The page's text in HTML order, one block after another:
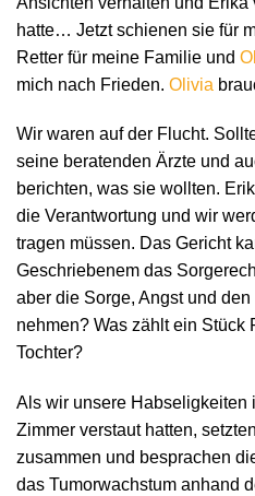
hatte… Jetzt schienen sie für
Retter für meine Familie und
mich nach Frieden. Olivia
Wir waren auf der Flucht.
seine beratenden Ärzte und
berichten, was sie wollten.
die Verantwortung und wir
tragen müssen. Das Gericht
Geschriebenem das
aber die Sorge, Angst und
nehmen? Was zählt ein Stück
Tochter?
Als wir unsere Habseligkeiten
Zimmer verstaut hatten,
zusammen und besprachen
das Tumorwachstum anhand